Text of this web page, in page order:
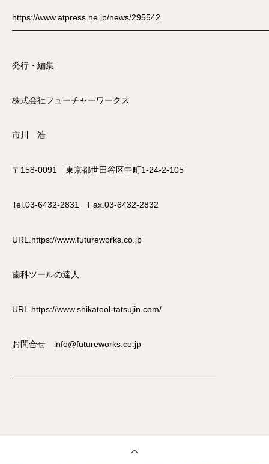
https://www.atpress.ne.jp/news/295542
発行・編集
株式会社フューチャーワークス
市川 浩
〒158-0091 東京都世田谷区中町1-24-2-105
Tel.03-6432-2831 Fax.03-6432-2832
URL.https://www.futureworks.co.jp
歯科ツールの達人
URL.https://www.shikatool-tatsujin.com/
お問合せ info@futureworks.co.jp
──────────────────────────────────